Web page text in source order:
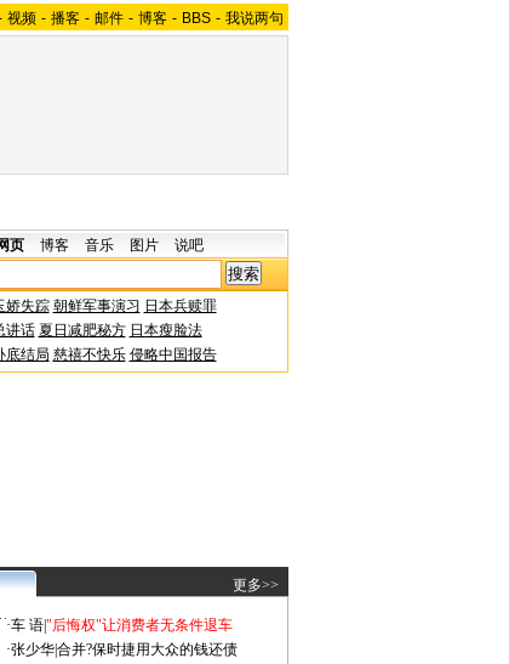
视频 - 播客 - 邮件 - 博客 - BBS - 我说两句
页 博客 音乐 图片 说吧
娇失踪 朝鲜军事演习 日本兵赎罪
讲话 夏日减肥秘方 日本瘦脸法
底结局 慈禧不快乐 侵略中国报告
更多>>
·车 语|"后悔权"让消费者无条件退车
·张少华|合并?保时捷用大众的钱还债